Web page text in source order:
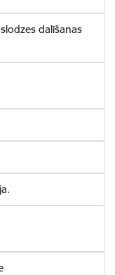
dalīšanas